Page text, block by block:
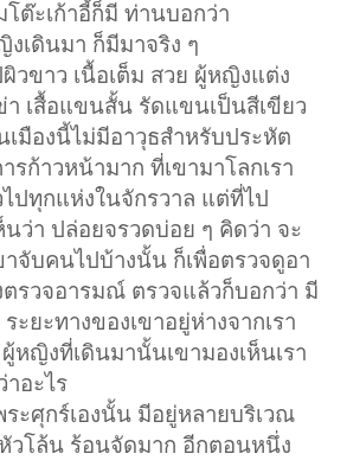
โต๊ะเก้าอี้ก็มี ท่านบอกว่า
งเดินมา ก็มีมาจริง ๆ
วขาว เนื้อเต็ม สวย ผู้หญิงแต่ง
า เสื้อแขนสั้น รัดแขนเป็นสีเขียว
เมืองนี้ไม่มีอาวุธสำหรับประหัต
รก้าวหน้ามาก ที่เขามาโลกเรา
ไปทุกแห่งในจักรวาล แต่ที่ไป
นว่า ปล่อยจรวดบ่อย ๆ คิดว่า จะ
จับคนไปบ้างนั้น ก็เพื่อตรวจดูอา
รวจอารมณ์ ตรวจแล้วก็บอกว่า มี
ะยะทางของเขาอยู่ห่างจากเรา
หญิงที่เดินมานั้นเขามองเห็นเรา
อะไร
ะศุกร์เองนั้น มีอยู่หลายบริเวณ
วโล้น ร้อนจัดมาก อีกตอนหนึ่ง